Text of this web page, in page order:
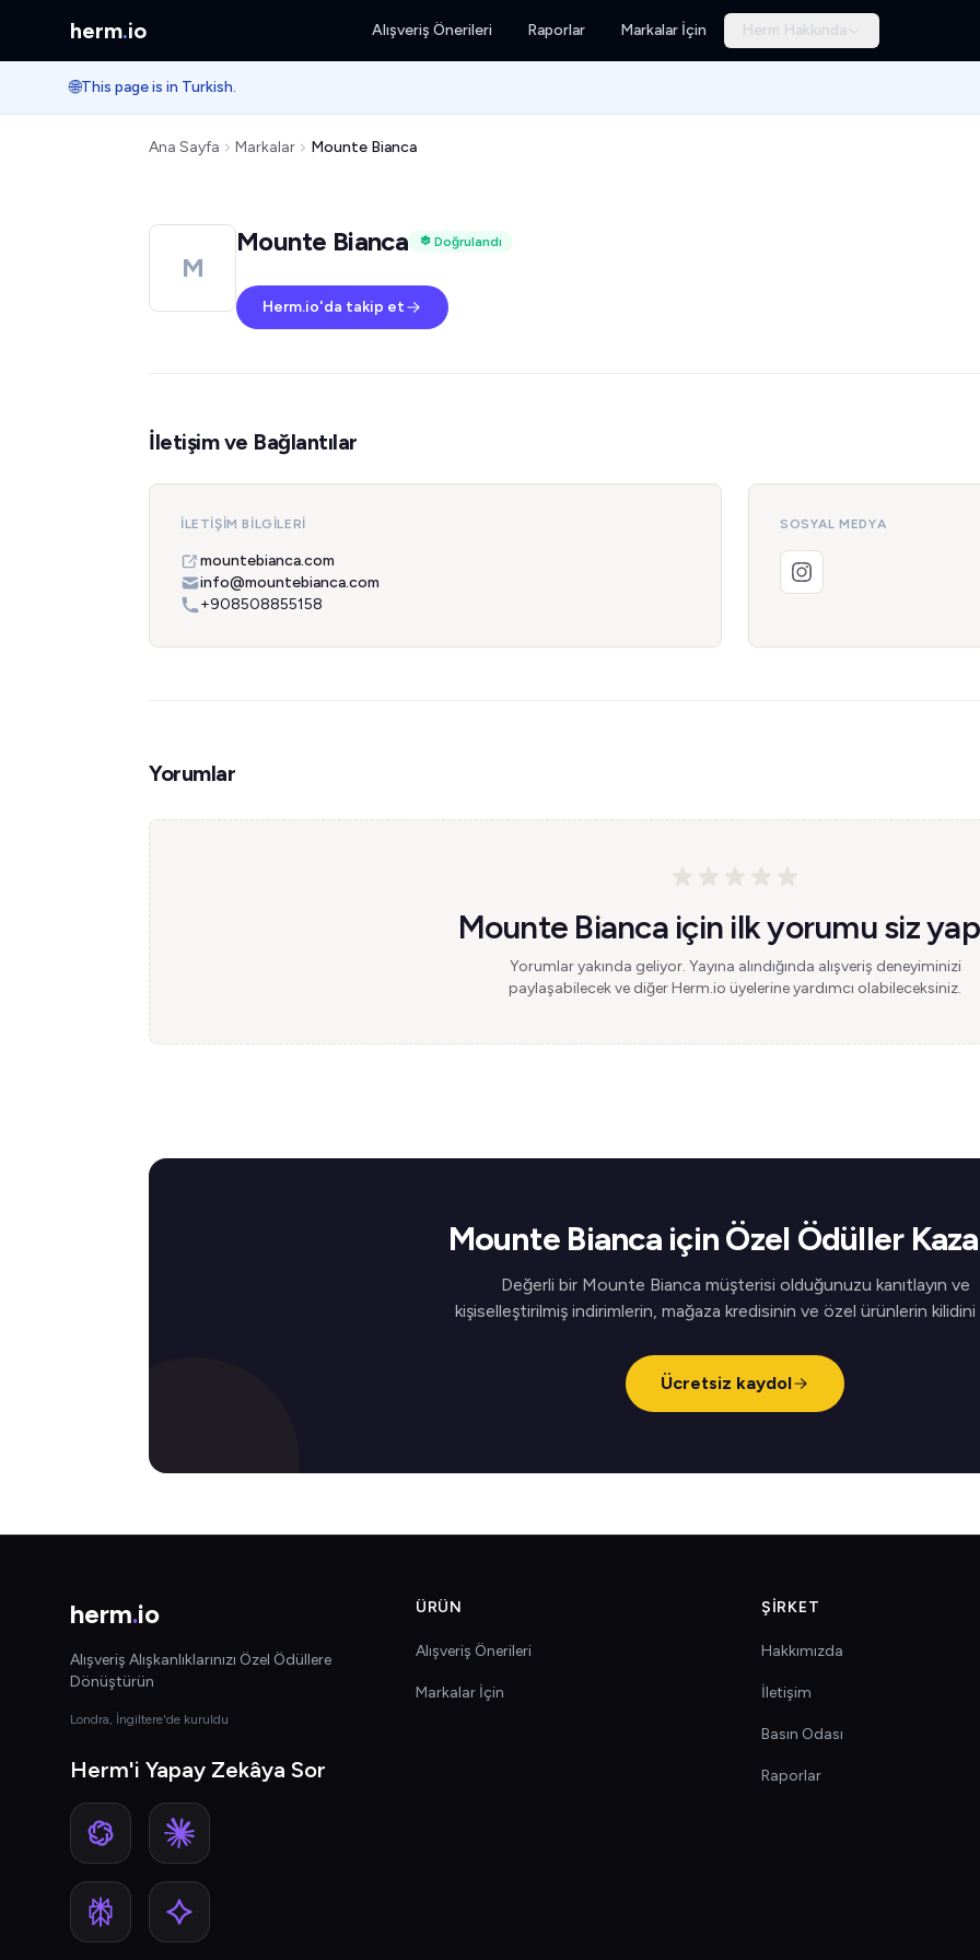
herm.io Alışveriş Önerileri Raporlar Markalar İçin Herm Hakkında
🌐This page is in Turkish.
Ana Sayfa Markalar Mounte Bianca
M
Mounte Bianca Doğrulandı
Herm.io'da takip et
İletişim ve Bağlantılar
İLETIŞIM BILGILERI
mountebianca.com
info@mountebianca.com
+908508855158
SOSYAL MEDYA
Yorumlar
Mounte Bianca için ilk yorumu siz
Yorumlar yakında geliyor. Yayına alındığında alışveriş deneyiminizi
paylaşabilecek ve diğer Herm.io üyelerine yardımcı olabileceksiniz.
Mounte Bianca için Özel Ödüller
Değerli bir Mounte Bianca müşterisi olduğunuzu kanıtlayın ve
kişiselleştirilmiş indirimlerin, mağaza kredisinin ve özel ürünlerin kilidini
Ücretsiz kaydol
herm.io
Alışveriş Alışkanlıklarınızı Özel Ödüllere
Dönüştürün
Londra, İngiltere'de kuruldu
Herm'i Yapay Zekâya Sor
ÜRÜN
Alışveriş Önerileri
Markalar İçin
ŞIRKET
Hakkımızda
İletişim
Basın Odası
Raporlar